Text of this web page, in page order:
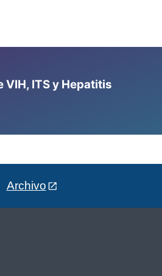
ITS y Hepatitis
Archivo